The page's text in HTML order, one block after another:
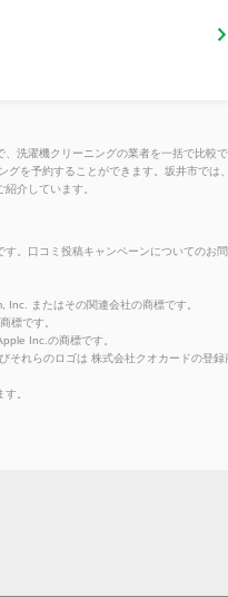
洗濯機クリーニングの業者を一括で比較で
グを予約することができます。坂井市では
介しています。
。口コミ投稿キャンペーンについてのお
またはその関連会社の商標です。
標です。
Inc.の商標です。
それらのロゴは 株式会社クオカードの登録
。